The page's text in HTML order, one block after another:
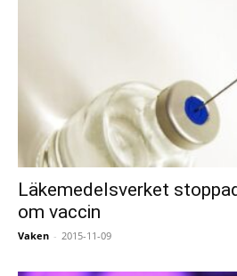
Läkemedelsverket
om vaccin
Vaken - 2015-11-09